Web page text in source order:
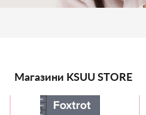
Магазини KSUU STORE